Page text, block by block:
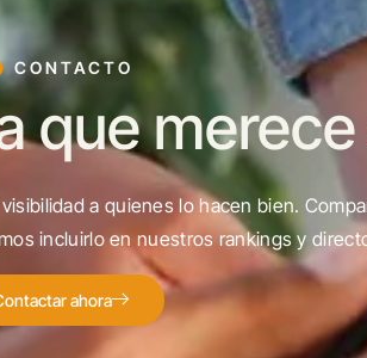
CONTACTO
que
a quienes lo hacen bien.
incluirlo en nuestros rankings y
ahora